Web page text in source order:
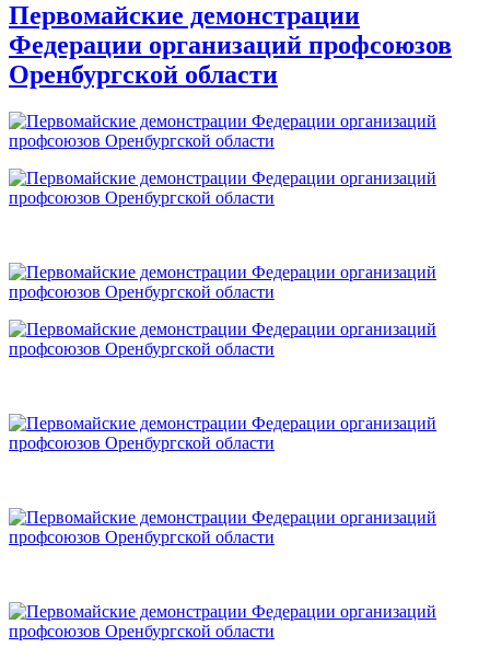
Первомайские демонстрации
Федерации организаций профсоюзов
Оренбургской области